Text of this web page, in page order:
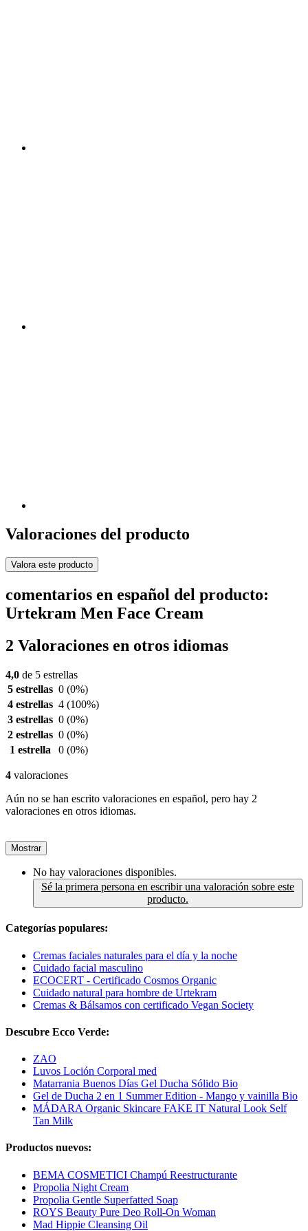
Valoraciones del producto
Valora este producto
comentarios en español del producto:
Urtekram Men Face Cream
2 Valoraciones en otros idiomas
4,0 de 5 estrellas
5 estrellas 0 (0%)
4 estrellas 4 (100%)
3 estrellas 0 (0%)
2 estrellas 0 (0%)
1 estrella
0 (0%)
4 valoraciones
Aún no se han escrito valoraciones en español, pero hay 2
valoraciones en otros idiomas.
Mostrar
No hay valoraciones disponibles.
Sé la primera persona en escribir una valoración sobre este
producto.
Categorías populares:
Cremas faciales naturales para el día y la noche
Cuidado facial masculino
ECOCERT - Certificado Cosmos Organic
Cuidado natural para hombre de Urtekram
Cremas & Bálsamos con certificado Vegan Society
Descubre Ecco Verde:
ZAO
Luvos Loción Corporal med
Matarrania Buenos Días Gel Ducha Sólido Bio
Gel de Ducha 2 en 1 Summer Edition - Mango y vainilla Bio
MÁDARA Organic Skincare FAKE IT Natural Look Self
Tan Milk
Productos nuevos:
BEMA COSMETICI Champú Reestructurante
Propolia Night Cream
Propolia Gentle Superfatted Soap
ROYS Beauty Pure Deo Roll-On Woman
Mad Hippie Cleansing Oil